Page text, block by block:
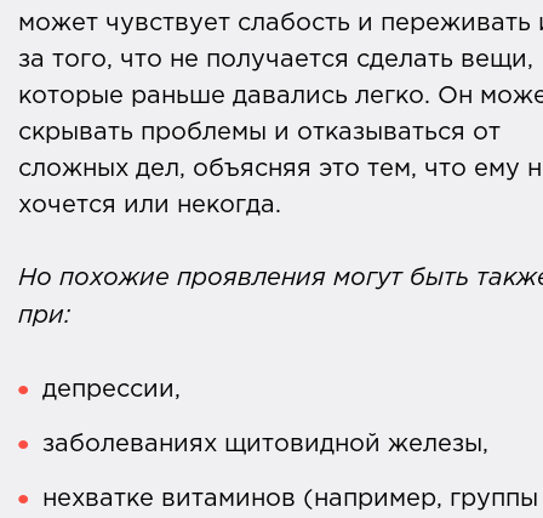
может чувствует слабость и переживать
за того, что не получается сделать вещи,
которые раньше давались легко. Он
скрывать проблемы и отказываться от
сложных дел, объясняя это тем, что ему
хочется или некогда.
Но похожие проявления могут быть
при:
депрессии,
заболеваниях щитовидной железы,
нехватке витаминов (например, группы